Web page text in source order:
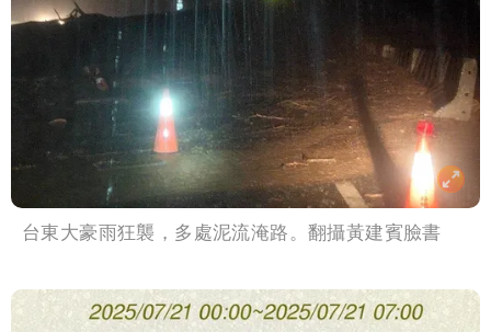
台東大豪雨狂襲，多處泥流淹路。翻攝黃建賓臉書